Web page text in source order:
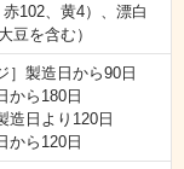
102、黄4）、漂白
豆を含む）
］製造日から90日
から180日
造日より120日
から120日